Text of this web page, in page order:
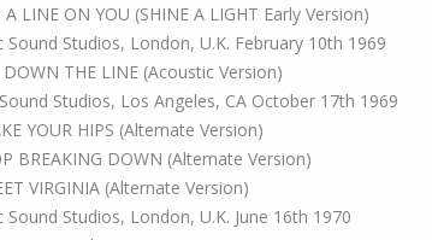
A LINE ON YOU (SHINE A LIGHT Early Version)
Sound Studios, London, U.K. February 10th 1969
DOWN THE LINE (Acoustic Version)
Studios, Los Angeles, CA October 17th 1969
YOUR HIPS (Alternate Version)
BREAKING DOWN (Alternate Version)
VIRGINIA (Alternate Version)
Sound Studios, London, U.K. June 16th 1970